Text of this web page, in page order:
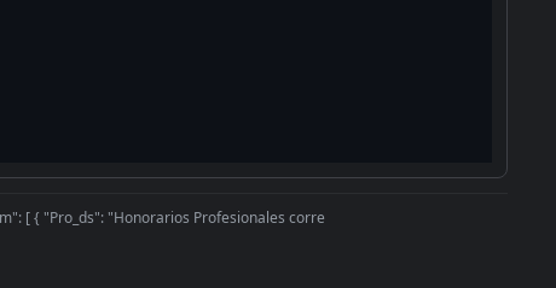
[ { "Pro_ds": "Honorarios Profesionales corre